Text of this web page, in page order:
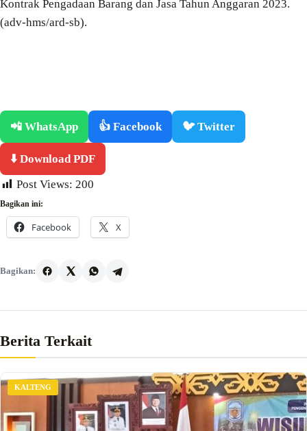
Kontrak Pengadaan Barang dan Jasa Tahun Anggaran 2023.
(adv-hms/ard-sb).
📲 WhatsApp 👍 Facebook 🐦 Twitter
⬇️ Download PDF
Post Views: 200
Bagikan ini:
Facebook X
Bagikan:
Berita Terkait
KALTENG